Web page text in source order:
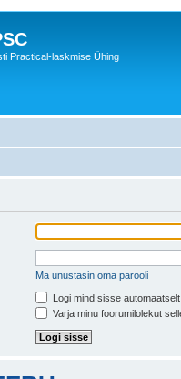
Practical-laskmise Ühing
Ma unustasin oma parooli
Logi mind sisse
Varja minu foorumilolekut